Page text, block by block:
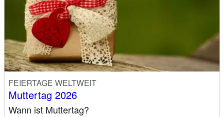
FEIERTAGE WELTWEIT
Muttertag 2026
Wann ist Muttertag?